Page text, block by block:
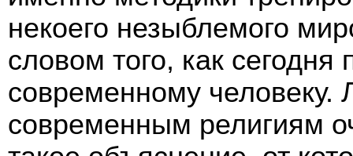
некоего незыблемого
словом того, как сегодня
современному человеку.
современным религиям